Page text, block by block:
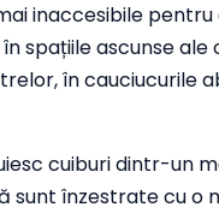
inaccesibile
spațiile ascunse
în cauciucurile
cuiburi dintr-un
sunt înzestrate cu